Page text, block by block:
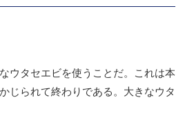
ウタセエビを使うことだ。これは本
じられて終わりである。大きなウタ